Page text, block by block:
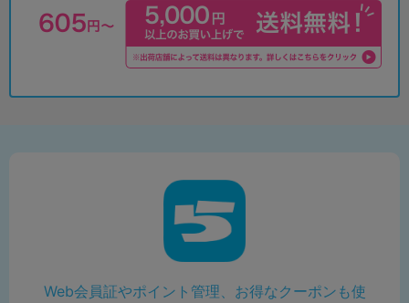
Web会員証やポイント管理、お得なクーポンも使